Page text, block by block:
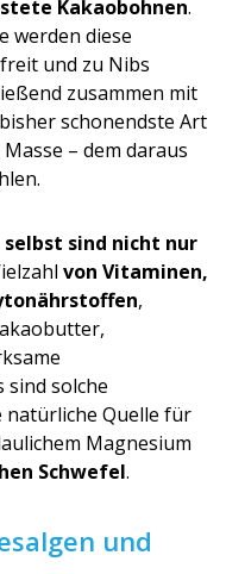
Kakaobohnen.
werden diese
und zu Nibs
zusammen mit
schonendste Art
– dem daraus
selbst sind nicht nur
von Vitaminen,
,
sind solche
natürliche Quelle für
Magnesium
Schwefel.
und